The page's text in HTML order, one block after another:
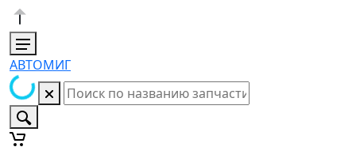
АВТОМИГ